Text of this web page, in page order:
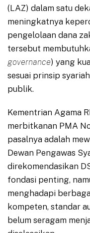
(LAZ) dalam satu
meningkatnya
pengelolaan dana
tersebut
governance) yang
sesuai prinsip
publik.
Kementrian Agama
merbitkanan PMA
pasalnya adalah
Dewan Pengawas
direkomendasikan
fondasi penting,
menghadapi
kompeten, standar
belum seragam